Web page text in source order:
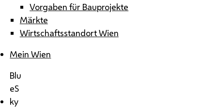
Vorgaben für Bauprojekte
Märkte
Wirtschaftsstandort Wien
Mein Wien
Blu
eS
ky